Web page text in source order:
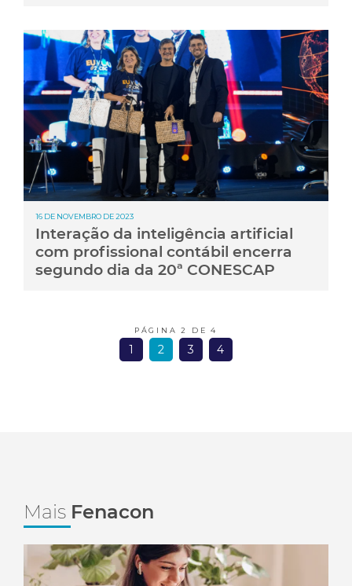
16 DE NOVEMBRO DE 2023
Interação da inteligência artificial
com profissional contábil encerra
segundo dia da 20ª CONESCAP
PÁGINA 2 DE 4
1 2 3 4
Mais Fenacon